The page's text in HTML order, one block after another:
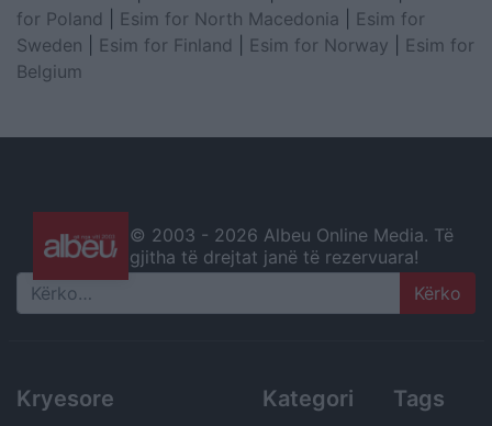
for Poland
Esim for North Macedonia
Esim for
Sweden
Esim for Finland Esim for Norway
Esim for
Belgium
© 2003 - 2026 Albeu Online Media. Të
gjitha të drejtat janë të rezervuara!
Search
Kryesore Kategori Tags